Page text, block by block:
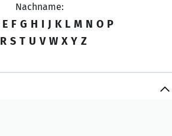
Nachname:
E F G H I J K L M N O P
R S T U V W X Y Z